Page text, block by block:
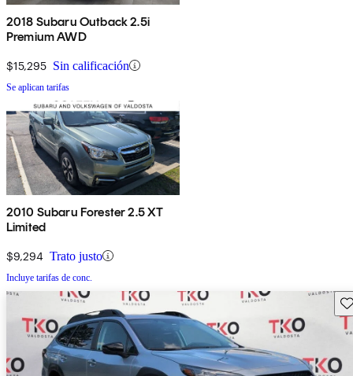
2018 Subaru Outback 2.5i
Premium AWD
$15,295 Sin calificación
Se aplican tarifas
2010 Subaru Forester 2.5 XT
Limited
$9,294 Trato justo
Incluye tarifas de conc.